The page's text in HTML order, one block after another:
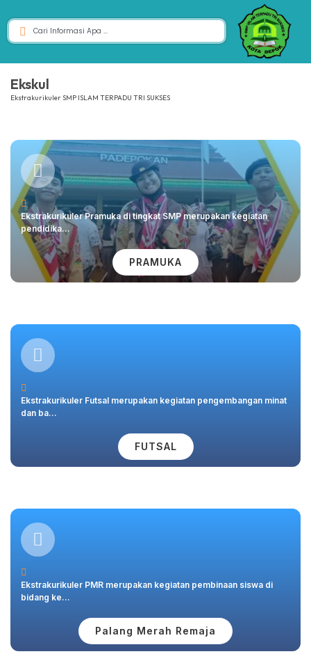
Ekskul
Ekstrakurikuler SMP ISLAM TERPADU TRI SUKSES
Ekstrakurikuler Pramuka di tingkat SMP merupakan kegiatan
pendidika...
PRAMUKA
Ekstrakurikuler Futsal merupakan kegiatan pengembangan minat
dan ba...
FUTSAL
Ekstrakurikuler PMR merupakan kegiatan pembinaan siswa di
bidang ke...
Palang Merah Remaja